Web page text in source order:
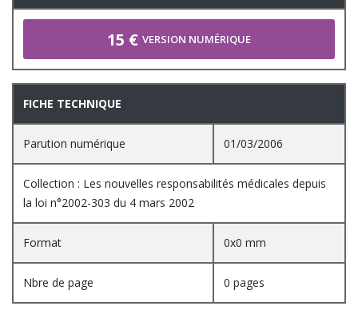
15 € VERSION NUMÉRIQUE
FICHE TECHNIQUE
Parution numérique 01/03/2006
Collection : Les nouvelles responsabilités médicales depuis
la loi n°2002-303 du 4 mars 2002
Format 0x0 mm
Nbre de page 0 pages